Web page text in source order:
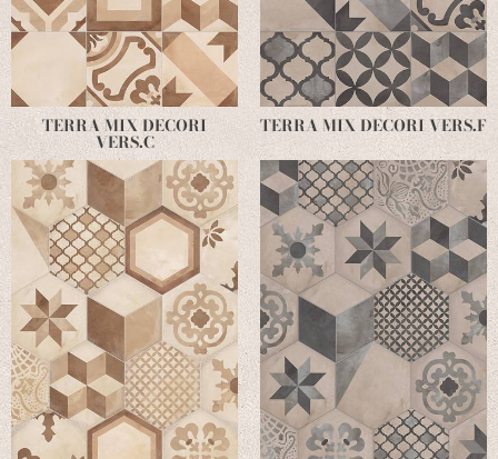
TERRA MIX DECORI
VERS.C
TERRA MIX DECORI VERS.F